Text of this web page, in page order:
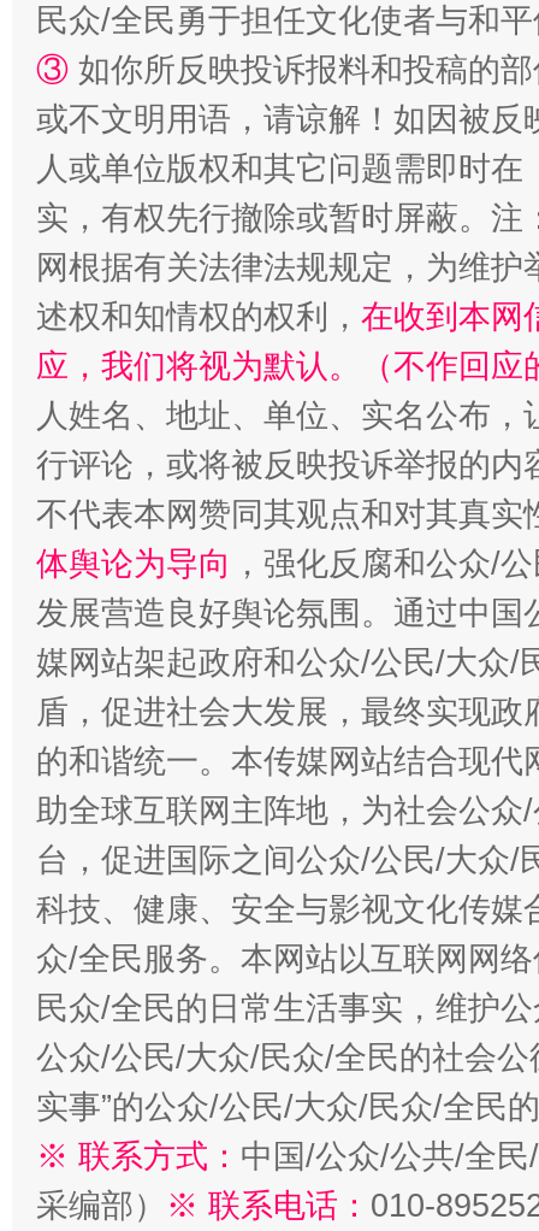
招工难、用工荒背后
民众/全民勇于担任文化使者与和
③ 如你所反映投诉报料和投稿的
或不文明用语，请谅解！如因被
人或单位版权和其它问题需即时在
实，有权先行撤除或暂时屏蔽。
网根据有关法律法规规定，为维
述权和知情权的权利， 在收到本网
应，我们将视为默认。（不作回应
人姓名、地址、单位、实名公布
行评论，或将被反映投诉举报的
不代表本网赞同其观点和对其真实
体舆论为导向 ，强化反腐和公众/
发展营造良好舆论氛围。通过中
媒网站架起政府和公众/公民/大众/
盾，促进社会大发展，最终实现
的和谐统一。本传媒网站结合现
助全球互联网主阵地，为社会公
台，促进国际之间公众/公民/大众/
科技、健康、安全与影视文化传
众/全民服务。本网站以互联网网
民众/全民的日常生活事实，维护
公众/公民/大众/民众/全民的社会公
实事”的公众/公民/大众/民众/全民
※ 联系方式： 中国/公众/公共/全
采编部） ※ 联系电话： 010-